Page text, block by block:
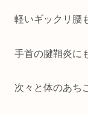
軽いギックリ腰
手首の腱鞘炎に
次々と体のあち